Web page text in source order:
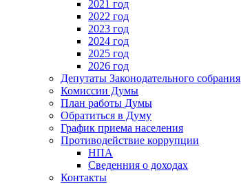
2021 год
2022 год
2023 год
2024 год
2025 год
2026 год
Депутаты Законодательного собрания
Комиссии Думы
План работы Думы
Обратиться в Думу
График приема населения
Противодействие коррупции
НПА
Сведенния о доходах
Контакты